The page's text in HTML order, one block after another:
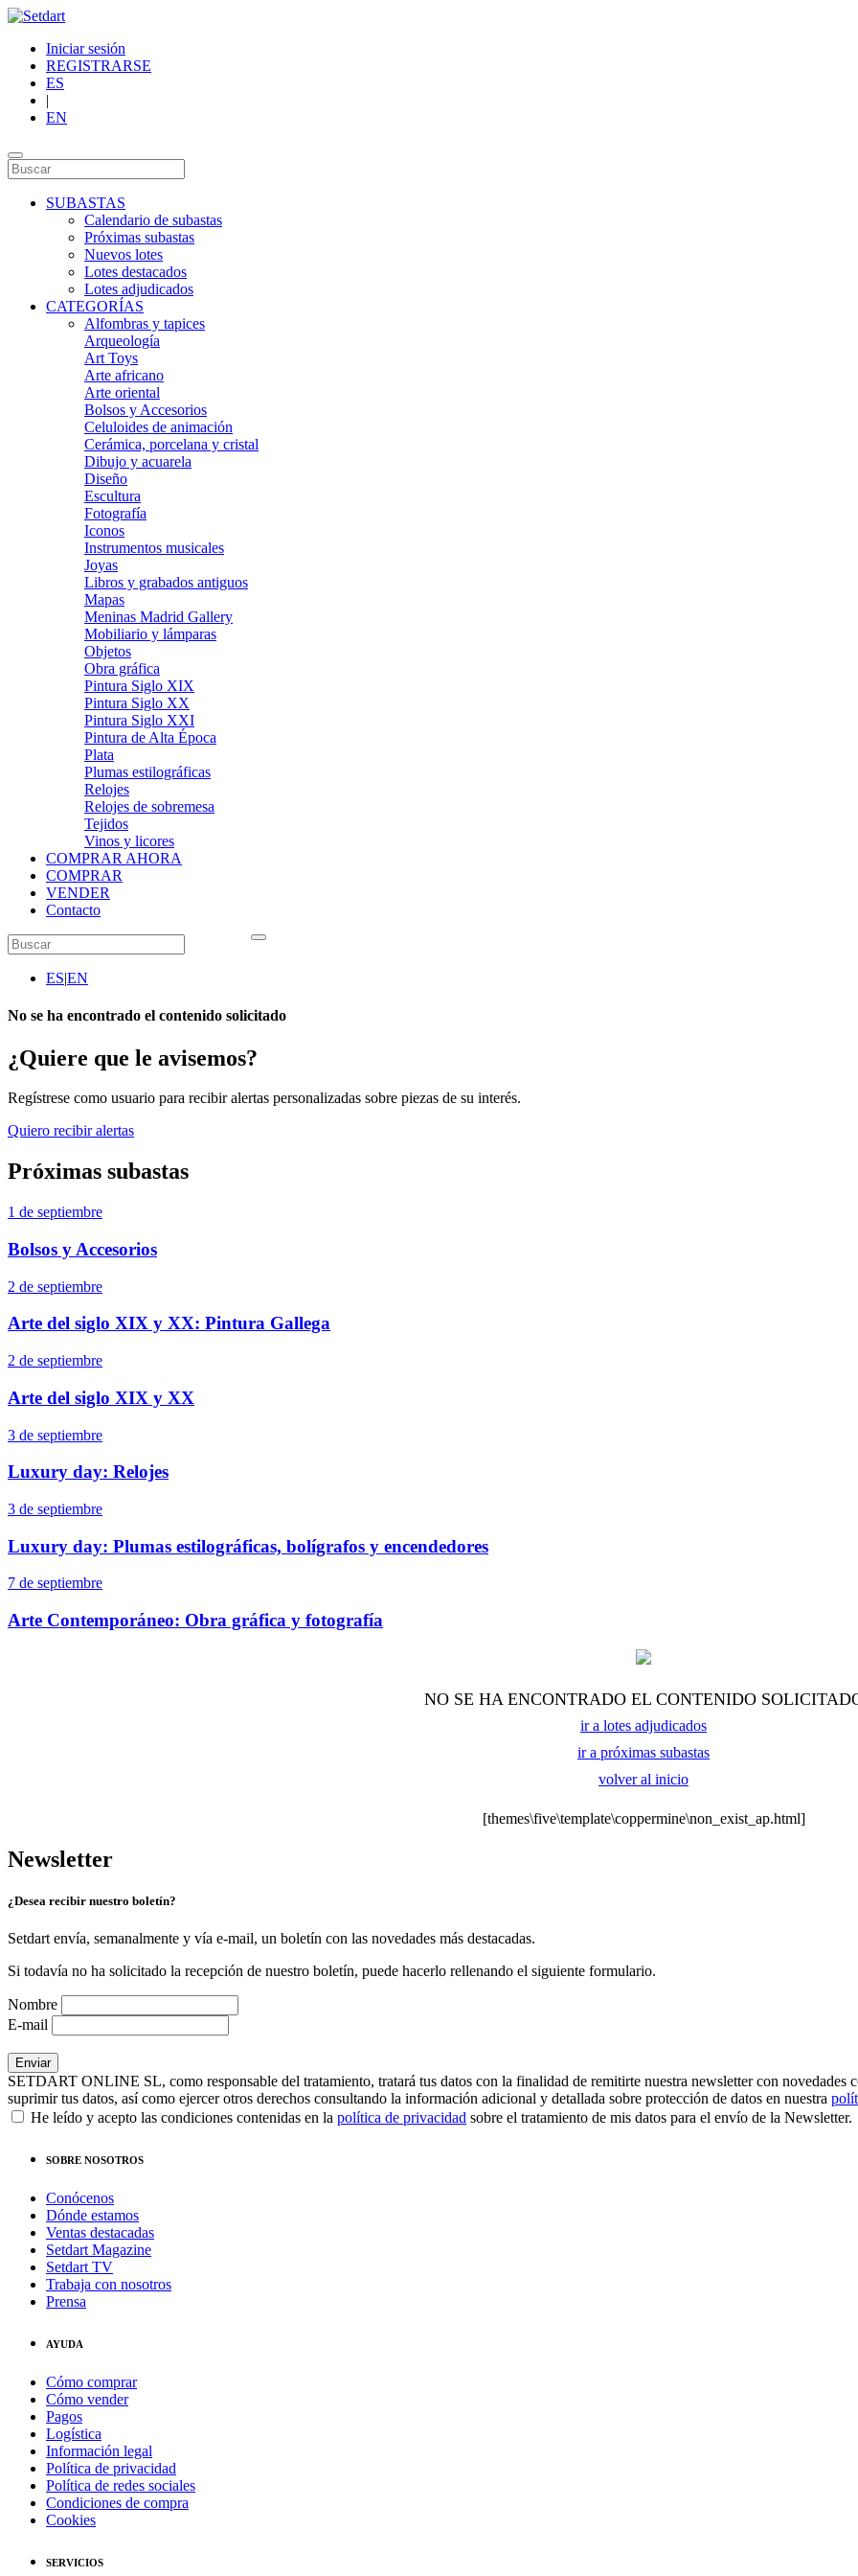
Iniciar sesión
REGISTRARSE
ES
|
EN
SUBASTAS
Calendario de subastas
Próximas subastas
Nuevos lotes
Lotes destacados
Lotes adjudicados
CATEGORÍAS
Alfombras y tapices
Arqueología
Art Toys
Arte africano
Arte oriental
Bolsos y Accesorios
Celuloides de animación
Cerámica, porcelana y cristal
Dibujo y acuarela
Diseño
Escultura
Fotografía
Iconos
Instrumentos musicales
Joyas
Libros y grabados antiguos
Mapas
Meninas Madrid Gallery
Mobiliario y lámparas
Objetos
Obra gráfica
Pintura Siglo XIX
Pintura Siglo XX
Pintura Siglo XXI
Pintura de Alta Época
Plata
Plumas estilográficas
Relojes
Relojes de sobremesa
Tejidos
Vinos y licores
COMPRAR AHORA
COMPRAR
VENDER
Contacto
ES|EN
No se ha encontrado el contenido solicitado
¿Quiere que le avisemos?
Regístrese como usuario para recibir alertas personalizadas sobre piezas de su interés.
Quiero recibir alertas
Próximas subastas
1 de septiembre
Bolsos y Accesorios
2 de septiembre
Arte del siglo XIX y XX: Pintura Gallega
2 de septiembre
Arte del siglo XIX y XX
3 de septiembre
Luxury day: Relojes
3 de septiembre
Luxury day: Plumas estilográficas, bolígrafos y encendedores
7 de septiembre
Arte Contemporáneo: Obra gráfica y fotografía
NO SE HA ENCONTRADO EL CONTENIDO
ir a lotes adjudicados
ir a próximas subastas
volver al inicio
[themes\five\template\coppermine\non_exist_ap.html]
Newsletter
¿Desea recibir nuestro boletín?
Setdart envía, semanalmente y vía e-mail, un boletín con las novedades más destacadas.
Si todavía no ha solicitado la recepción de nuestro boletín, puede hacerlo rellenando el siguiente formulario.
Nombre
E-mail
SETDART ONLINE SL, como responsable del tratamiento, tratará tus datos con la finalidad de remitirte nuestra newsletter con novedades
suprimir tus datos, así como ejercer otros derechos consultando la información adicional y detallada sobre protección de datos en nuestra
He leído y acepto las condiciones contenidas en la política de privacidad sobre el tratamiento de mis datos para el envío de la Newsletter.
SOBRE NOSOTROS
Conócenos
Dónde estamos
Ventas destacadas
Setdart Magazine
Setdart TV
Trabaja con nosotros
Prensa
AYUDA
Cómo comprar
Cómo vender
Pagos
Logística
Información legal
Política de privacidad
Política de redes sociales
Condiciones de compra
Cookies
SERVICIOS